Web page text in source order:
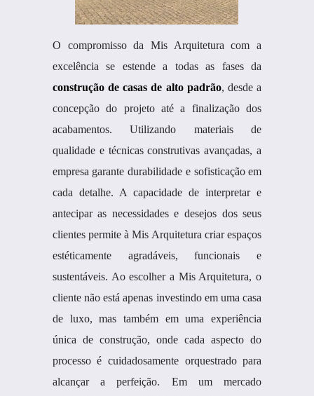
O compromisso da Mis Arquitetura com a
excelência se estende a todas as fases da
construção de casas de alto padrão, desde a
concepção do projeto até a finalização dos
acabamentos. Utilizando materiais de
qualidade e técnicas construtivas avançadas, a
empresa garante durabilidade e sofisticação em
cada detalhe. A capacidade de interpretar e
antecipar as necessidades e desejos dos seus
clientes permite à Mis Arquitetura criar espaços
estéticamente agradáveis, funcionais e
sustentáveis. Ao escolher a Mis Arquitetura, o
cliente não está apenas investindo em uma casa
de luxo, mas também em uma experiência
única de construção, onde cada aspecto do
processo é cuidadosamente orquestrado para
alcançar a perfeição. Em um mercado